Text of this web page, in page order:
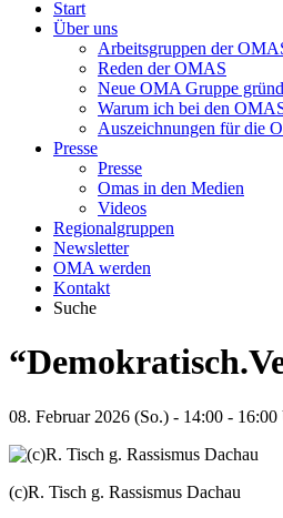
Start
Über uns
Arbeitsgruppen der
Reden der OMAS
Neue OMA Gruppe
Warum ich bei den
Auszeichnungen für die
Presse
Presse
Omas in den Medien
Videos
Regionalgruppen
Newsletter
OMA werden
Kontakt
Suche
08. Februar 2026 (So.) - 14:00 - 16:00
(c)R. Tisch g. Rassismus Dachau